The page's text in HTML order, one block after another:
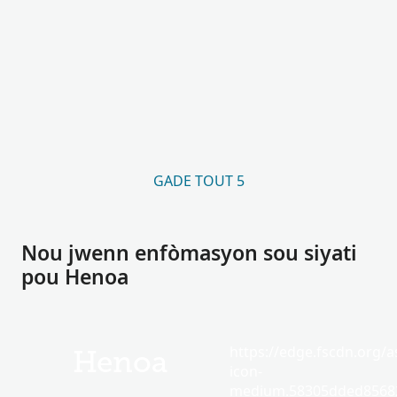
GADE TOUT 5
Nou jwenn enfòmasyon sou siyati
pou Henoa